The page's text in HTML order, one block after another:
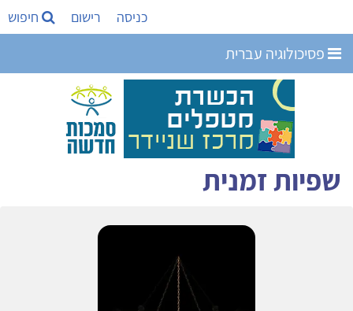
כניסה רישום חיפוש
פסיכולוגיה עברית
שפיות זמנית